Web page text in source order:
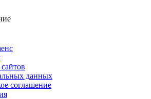
данных
соглашение